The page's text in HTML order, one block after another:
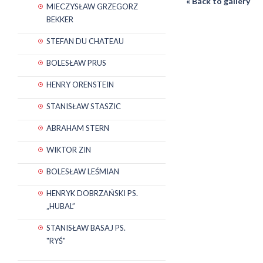
MIECZYSŁAW GRZEGORZ
BEKKER
STEFAN DU CHATEAU
BOLESŁAW PRUS
HENRY ORENSTEIN
STANISŁAW STASZIC
ABRAHAM STERN
WIKTOR ZIN
BOLESŁAW LEŚMIAN
HENRYK DOBRZAŃSKI PS.
„HUBAL”
STANISŁAW BASAJ PS.
"RYŚ"